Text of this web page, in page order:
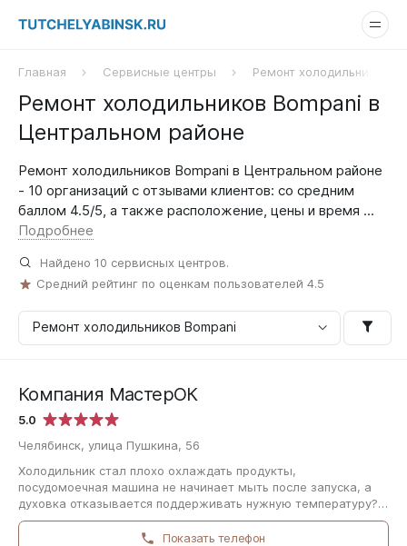
Главная Сервисные центры Ремонт холодильников
Ремонт холодильников Bompani в
Центральном районе
Ремонт холодильников Bompani в Центральном районе
- 10 организаций с отзывами клиентов: со средним
баллом 4.5/5, а также расположение, цены и время ...
Подробнее
Найдено 10 сервисных центров.
Средний рейтинг по оценкам пользователей 4.5
5.0
Компания МастерОК
Челябинск, улица Пушкина, 56
Холодильник стал плохо охлаждать продукты,
посудомоечная машина не начинает мыть после запуска, а
духовка отказывается поддерживать нужную температуру?
Помочь вам справиться с этим могут специалисты…
Показать телефон